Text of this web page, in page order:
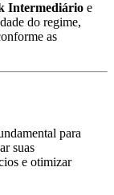
Intermediário e
do regime,
as
para
suas
e otimizar